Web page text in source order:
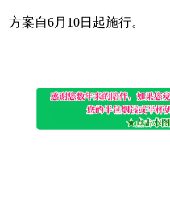
方案自6月10日起施行。